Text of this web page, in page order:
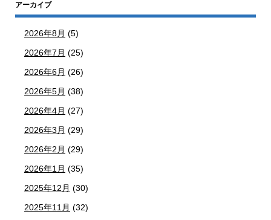
アーカイブ
2026年8月 (5)
2026年7月 (25)
2026年6月 (26)
2026年5月 (38)
2026年4月 (27)
2026年3月 (29)
2026年2月 (29)
2026年1月 (35)
2025年12月 (30)
2025年11月 (32)